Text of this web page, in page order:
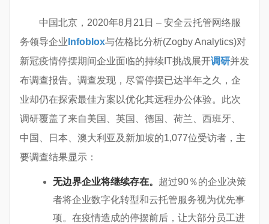
中国北京，2020年8月21日 – 安全云托管网络服
务领导企业 Infoblox与佐格比分析(Zogby Analytics)对
新冠疫情停摆期间企业面临的持续IT挑战展开调研并发
布调查报告。调查发现，尽管停摆已达半年之久，企
业却仍在探索最佳方案以优化其远程办公体验。此次
调研覆盖了来自美国、英国、德国、荷兰、西班牙、
中国、日本、澳大利亚及新加坡的1,077位受访者，主
要调查结果显示：
无边界企业将继续存在。 超过90％的企业决策
者将企业数字化转型和云托管服务视为优先事
项。在疫情造成的停摆前后，让大部分员工进